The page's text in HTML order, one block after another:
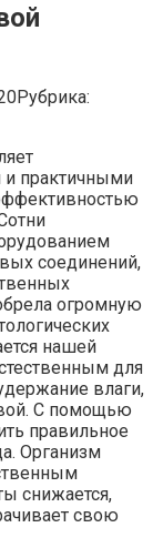
Рубрика:
практичными
соединений,
огромную
нашей
для
влаги,
С помощью
правильное
Организм
снижается,
свою